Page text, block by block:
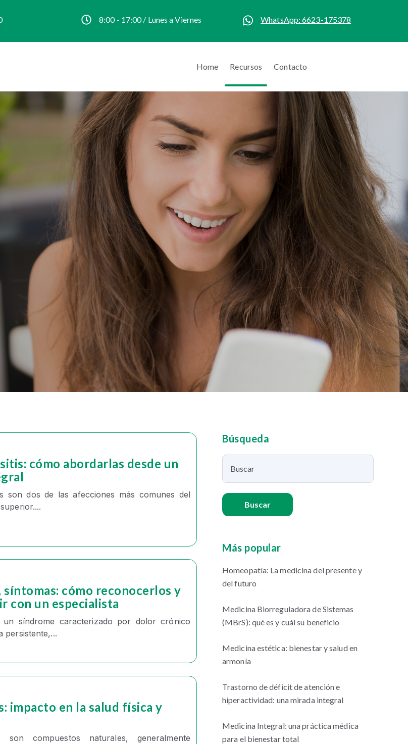
8:00 - 17:00 / Lunes a Viernes WhatsApp: 6623-175378
Home Recursos Contacto
cómo abordarlas desde un
son dos de las afecciones más comunes del
síntomas: cómo reconocerlos y
con un especialista
un síndrome caracterizado por dolor crónico
persistente,...
impacto en la salud física y
son compuestos naturales, generalmente
Búsqueda
Buscar
Más popular
Homeopatía: La medicina del presente y
del futuro
Medicina Biorreguladora de Sistemas
(MBrS): qué es y cuál su beneficio
Medicina estética: bienestar y salud en
armonía
Trastorno de déficit de atención e
hiperactividad: una mirada integral
Medicina Integral: una práctica médica
para el bienestar total